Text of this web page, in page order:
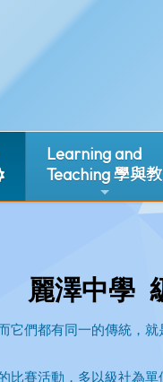
Learning and
Teaching 學與教